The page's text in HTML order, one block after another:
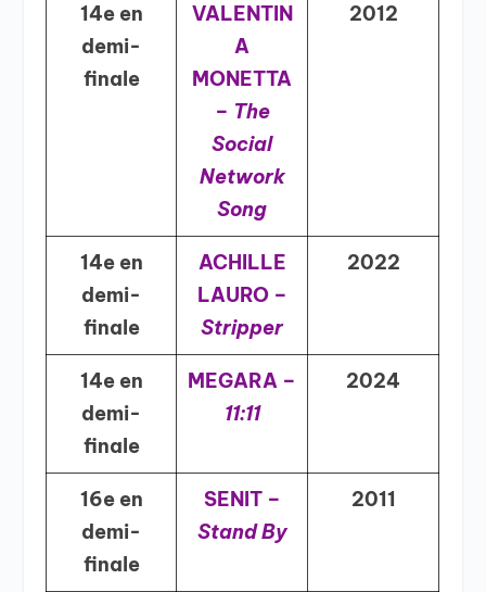
14e en
demi-
finale
VALENTIN
A
MONETTA
– The
Social
Network
Song
2012
14e en
demi-
finale
ACHILLE
LAURO –
Stripper
2022
14e en
demi-
finale
MEGARA –
11:11
2024
16e en
demi-
finale
SENIT –
Stand By
2011